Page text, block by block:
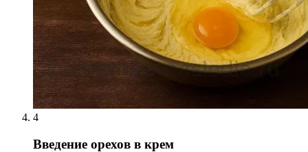
4
Введение орехов в крем